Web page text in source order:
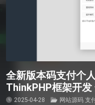
全新版本码支付个
ThinkPHP框架开发
2025-04-28 网站源码 支